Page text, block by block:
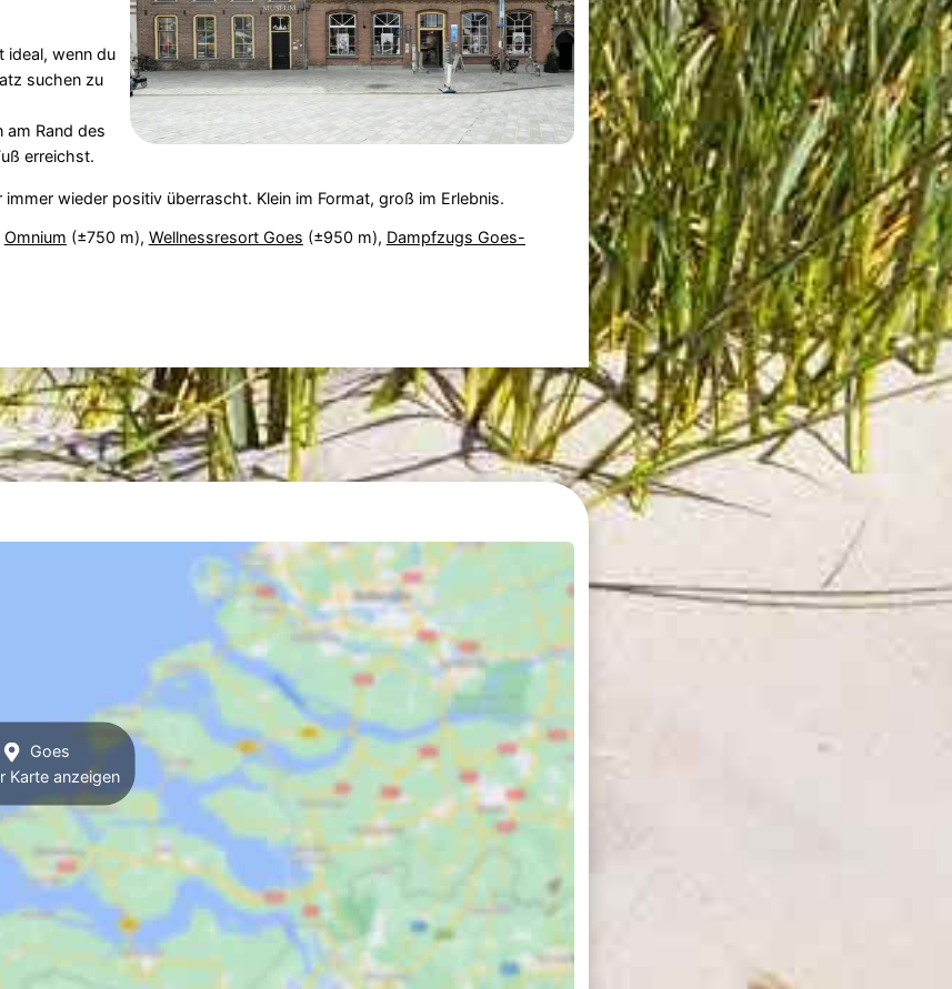
ideal, wenn du
suchen zu
Rand des
erreichst.
wieder positiv überrascht. Klein im Format, groß im Erlebnis.
Omnium (±750 m), Wellnessresort Goes (±950 m), Dampfzugs Goes-
Goes
Karte anzeigen